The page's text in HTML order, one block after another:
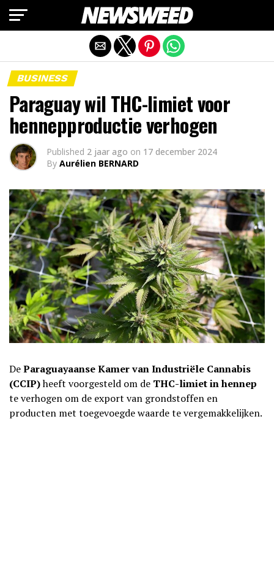
BUSINESS
Paraguay wil THC-limiet voor
hennepproductie verhogen
Published 2 jaar ago on 17 december 2024
By Aurélien BERNARD
DeParaguayaanse Kamer van Industriële Cannabis
(CCIP)heeft voorgesteld om de THC-limiet in hennep
te verhogen om de export van grondstoffen en
producten met toegevoegde waarde te vergemakkelijken.
Mobiele versie afsluiten